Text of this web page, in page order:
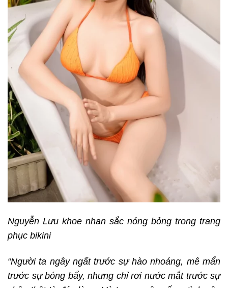
Nguyễn Lưu khoe nhan sắc nóng bỏng trong trang
phục bikini
“Người ta ngây ngất trước sự hào nhoáng, mê mẩn
trước sự bóng bẩy, nhưng chỉ rơi nước mắt trước sự